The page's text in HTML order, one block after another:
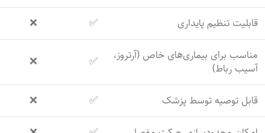
قابلیت تنظیم پایداری ✅
❌
مناسب برای بیماری‌های خاص (آرتروز،
آسیب رباط) ✅
❌
قابل توصیهتوسط پزشک ✅
❌